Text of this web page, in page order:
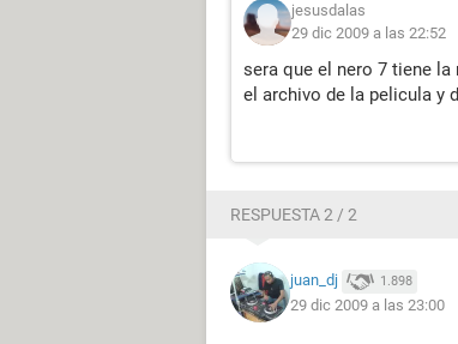
jesusdalas
29 dic 2009 a las 22:52
sera que el nero 7 tiene
el archivo de la pelicula y
RESPUESTA 2 / 2
juan_dj 1.898
29 dic 2009 a las 23:00